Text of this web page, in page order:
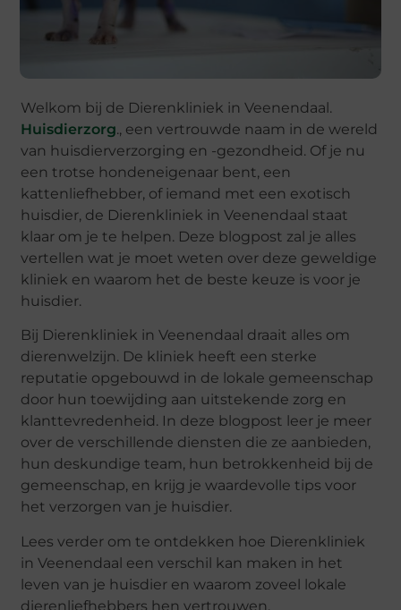
Welkom bij de Dierenkliniek in Veenendaal.
Huisdierzorg., een vertrouwde naam in de wereld
van huisdierverzorging en -gezondheid. Of je nu
een trotse hondeneigenaar bent, een
kattenliefhebber, of iemand met een exotisch
huisdier, de Dierenkliniek in Veenendaal staat
klaar om je te helpen. Deze blogpost zal je alles
vertellen wat je moet weten over deze geweldige
kliniek en waarom het de beste keuze is voor je
huisdier.
Bij Dierenkliniek in Veenendaal draait alles om
dierenwelzijn. De kliniek heeft een sterke
reputatie opgebouwd in de lokale gemeenschap
door hun toewijding aan uitstekende zorg en
klanttevredenheid. In deze blogpost leer je meer
over de verschillende diensten die ze aanbieden,
hun deskundige team, hun betrokkenheid bij de
gemeenschap, en krijg je waardevolle tips voor
het verzorgen van je huisdier.
Lees verder om te ontdekken hoe Dierenkliniek
in Veenendaal een verschil kan maken in het
leven van je huisdier en waarom zoveel lokale
dierenliefhebbers hen vertrouwen.